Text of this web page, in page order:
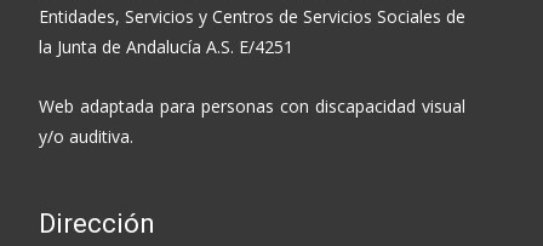
Entidades, Servicios y Centros de Servicios Sociales de
la Junta de Andalucía A.S. E/4251
Web adaptada para personas con discapacidad visual
y/o auditiva.
Dirección